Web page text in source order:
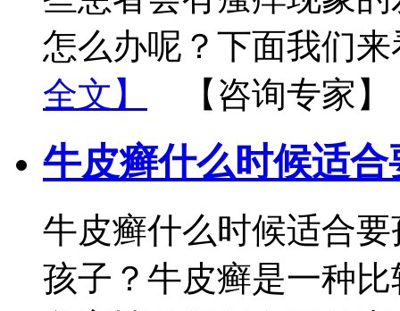
怎么办呢？下面我们
全文】
【咨询专家】
牛皮癣什么时候适合
牛皮癣什么时候适合
孩子？牛皮癣是一种